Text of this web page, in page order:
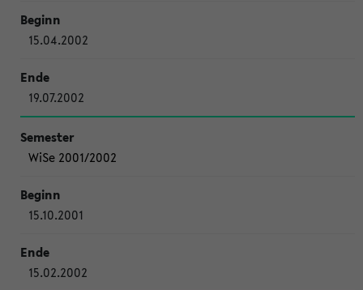
15.04.2002
19.07.2002
WiSe 2001/2002
15.10.2001
15.02.2002